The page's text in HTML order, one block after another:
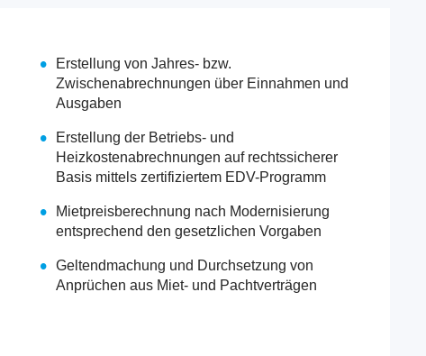
Erstellung von Jahres- bzw.
Zwischenabrechnungen über Einnahmen und
Ausgaben
Erstellung der Betriebs- und
Heizkostenabrechnungen auf rechtssicherer
Basis mittels zertifiziertem EDV-Programm
Mietpreisberechnung nach Modernisierung
entsprechend den gesetzlichen Vorgaben
Geltendmachung und Durchsetzung von
Anprüchen aus Miet- und Pachtverträgen